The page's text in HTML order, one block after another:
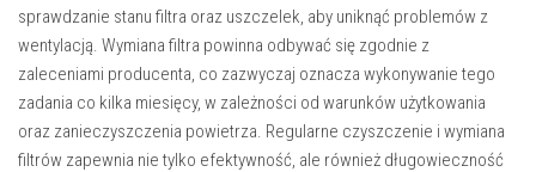
sprawdzanie stanu filtra oraz uszczelek, aby uniknąć problemów z
wentylacją. Wymiana filtra powinna odbywać się zgodnie z
zaleceniami producenta, co zazwyczaj oznacza wykonywanie tego
zadania co kilka miesięcy, w zależności od warunków użytkowania
oraz zanieczyszczenia powietrza. Regularne czyszczenie i wymiana
filtrów zapewnia nie tylko efektywność, ale również długowieczność